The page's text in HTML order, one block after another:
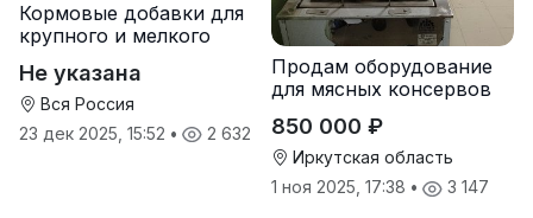
Кормовые добавки для
крупного и мелкого
Не указана
Вся Россия
23 дек 2025, 15:52 • 2 632
Продам оборудование
для мясных консервов
850 000 ₽
Иркутская область
1 ноя 2025, 17:38 • 3 147